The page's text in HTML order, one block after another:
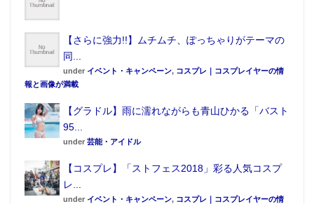
■キャンバスアート付き！キャラアニ.com限定の特装
版も登場！！
キャラアニ.comでは、キャンバスアートがセットにな
った特装版も販売。
キャンバスアートには今回のフィギュア化のモデルと
なった描きおろしイラストを使用している。
【さらに強力!!】ムチムチ、ぽっちゃりがテーマの
同...
under イベント・キャンペーン, コスプレ｜コスプレイヤーの情
報と画像が満載
【グラドル】雨に濡れながらも青山ひかる「バスト
95...
under 芸能・アイドル
【コスプレ】「ストフェス2018」彩る人気コスプ
レ...
under イベント・キャンペーン, コスプレ｜コスプレイヤーの情